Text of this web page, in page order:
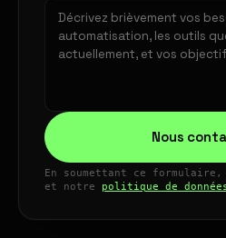
Nous
En soumettant ce formulaire,
et notre politique de